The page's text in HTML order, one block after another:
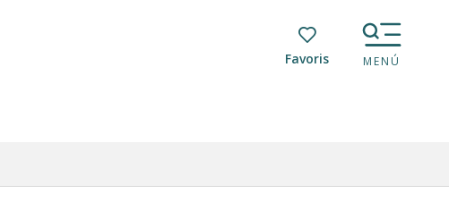
Voir les favoris
MENÚ